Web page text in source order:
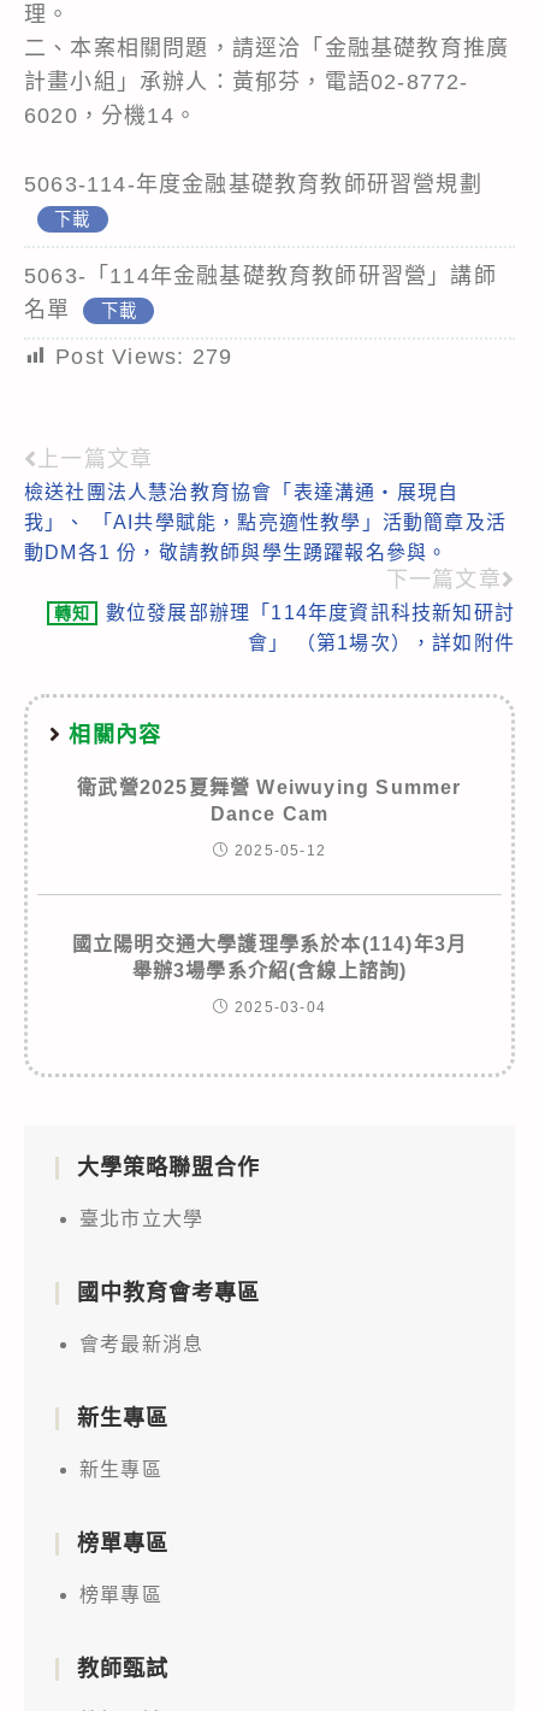
理。
二、本案相關問題，請逕洽「金融基礎教育推廣
計畫小組」承辦人：黃郁芬，電語02-8772-
6020，分機14。
5063-114-年度金融基礎教育教師研習營規劃
下載
5063-「114年金融基礎教育教師研習營」講師
名單
下載
Post Views: 279
Read
more
articles
上一篇文章
檢送社團法人慧治教育協會「表達溝通・展現自
我」、 「AI共學賦能，點亮適性教學」活動簡章及活
動DM各1 份，敬請教師與學生踴躍報名參與。
下一篇文章
轉知
數位發展部辦理「114年度資訊科技新知研討
會」 （第1場次），詳如附件
相關內容
衛武營2025夏舞營 Weiwuying Summer
Dance Cam
2025-05-12
國立陽明交通大學護理學系於本(114)年3月
舉辦3場學系介紹(含線上諮詢)
2025-03-04
大學策略聯盟合作
臺北市立大學
國中教育會考專區
會考最新消息
新生專區
新生專區
榜單專區
榜單專區
教師甄試